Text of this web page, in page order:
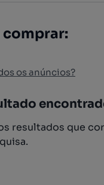
os anúncios?
resultados que